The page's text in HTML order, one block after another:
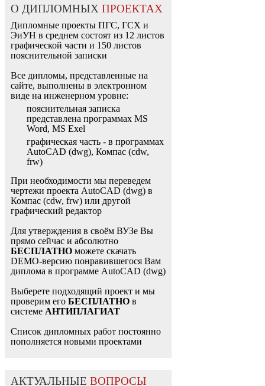
О ДИПЛОМНЫХ ПРОЕКТАХ
Дипломные проекты ПГС, ГСХ и
ЭиУН в среднем состоят из 12 листов
графической части и 150 листов
пояснительной записки
Все дипломы, представленные на
сайте, выполнены в электронном
виде на инженерном уровне:
пояснительная записка
представлена программах MS
Word, MS Exel
графическая часть - в программах
AutoCAD (dwg), Компас (cdw,
frw)
При необходимости мы переведем
чертежи проекта AutoCAD (dwg) в
Компас (cdw, frw) или другой
графический редактор
Для утверждения в своём ВУЗе Вы
прямо сейчас и абсолютно
БЕСПЛАТНО можете скачать
DEMO-версию понравившегося Вам
диплома в программе AutoCAD (dwg)
Выберете подходящий проект и мы
проверим его БЕСПЛАТНО в
системе АНТИПЛАГИАТ
Список дипломных работ постоянно
пополняется новыми проектами
АКТУАЛЬНЫЕ ВОПРОСЫ